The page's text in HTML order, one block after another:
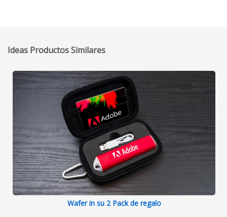
Ideas Productos Similares
Wafer in su 2 Pack de regalo